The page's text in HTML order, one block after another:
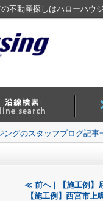
不動産探しはハローハウ
ングのスタッフブログ記事
≪ 前へ｜【施工例】
【施工例】西宮市